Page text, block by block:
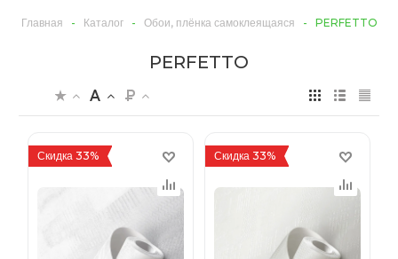
Главная - Каталог - Обои, плёнка самоклеящаяся - PERFETTO
PERFETTO
Скидка 33% Скидка 33%